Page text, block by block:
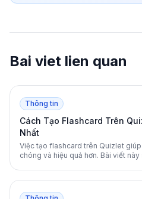
Bai viet lien quan
Thông tin
Cách Tạo Flashcard Trên
Nhất
Việc tạo flashcard trên Quizlet
chóng và hiệu quả hơn. Bài viết